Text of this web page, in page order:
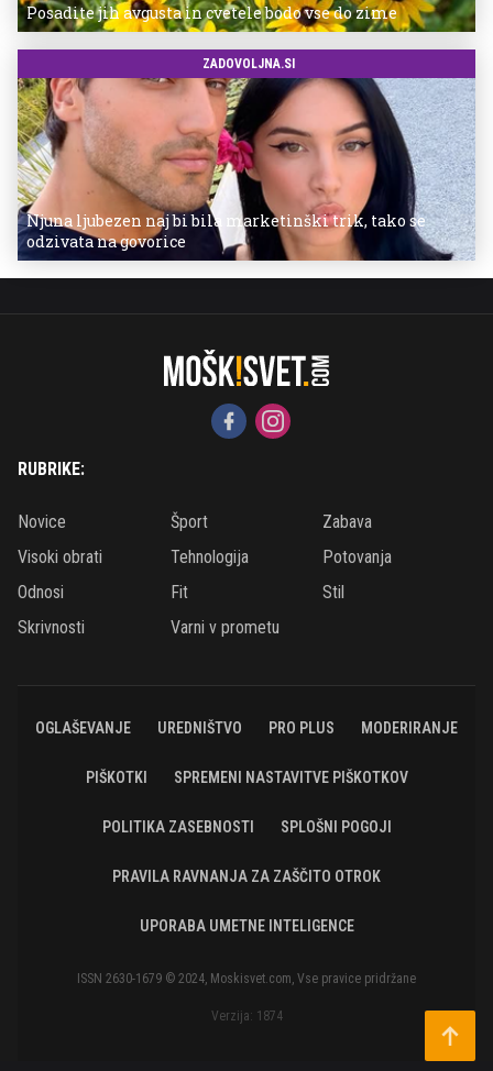
Posadite jih avgusta in cvetele bodo vse do zime
ZADOVOLJNA.SI
Njuna ljubezen naj bi bila marketinški trik, tako se
odzivata na govorice
RUBRIKE:
Novice Šport
Zabava
Visoki obrati
Tehnologija
Potovanja
Odnosi
Fit
Stil
Skrivnosti
Varni v prometu
OGLAŠEVANJE UREDNIŠTVO PRO PLUS MODERIRANJE
PIŠKOTKI SPREMENI NASTAVITVE PIŠKOTKOV
POLITIKA ZASEBNOSTI SPLOŠNI POGOJI
PRAVILA RAVNANJA ZA ZAŠČITO OTROK
UPORABA UMETNE INTELIGENCE
ISSN 2630-1679 © 2024, Moskisvet.com, Vse pravice pridržane
Verzija: 1874